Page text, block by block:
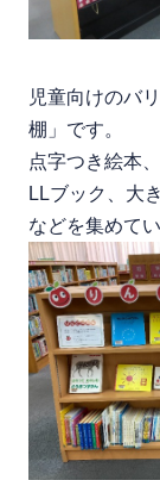
児童向けのバ
棚」です。
点字つき絵本
LLブック、大
などを集めてい